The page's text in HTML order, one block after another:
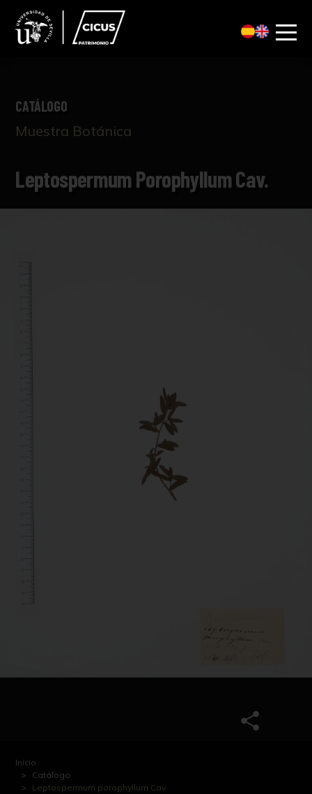
CATÁLOGO
Muestra Botánica
Leptospermum Porophyllum Cav.
Inicio
Catálogo
Leptospermum porophyllum Cav.